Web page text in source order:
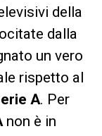
della
dalla
un vero
rispetto al
A. Per
non è in